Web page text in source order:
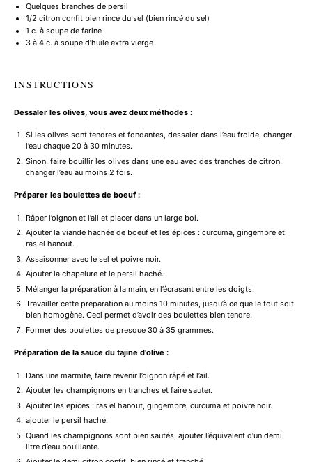
Quelques branches de persil
1/2 citron confit bien rincé du sel (bien rincé du sel)
1 c. à soupe de farine
3à 4 c. à soupe d’huile extra vierge
INSTRUCTIONS
Dessaler les olives, vous avez deux méthodes :
Si les olives sont tendres et fondantes, dessaler dans l’eau froide, changer
l’eau chaque 20 à 30 minutes.
Sinon, faire bouillir les olives dans une eau avec des tranches de citron,
changer l’eau au moins 2 fois.
Préparer les boulettes de boeuf :
Râper l’oignon et l’ail et placer dans un large bol.
Ajouter la viande hachée de boeuf et les épices : curcuma, gingembre et
ras el hanout.
Assaisonner avec le sel et poivre noir.
Ajouter la chapelure et le persil haché.
Mélanger la préparation à la main, en l’écrasant entre les doigts.
Travailler cette preparation au moins 10 minutes, jusqu’à ce que le tout soit
bien homogène. Ceci permet d’avoir des boulettes bien tendre.
Former des boulettes de presque 30 à 35 grammes.
Préparation de la sauce du tajine d’olive :
Dans une marmite, faire revenir l’oignon râpé et l’ail.
Ajouter les champignons en tranches et faire sauter.
Ajouter les epices : ras el hanout, gingembre, curcuma et poivre noir.
ajouter le persil haché.
Quand les champignons sont bien sautés, ajouter l’équivalent d’un demi
litre d’eau bouillante.